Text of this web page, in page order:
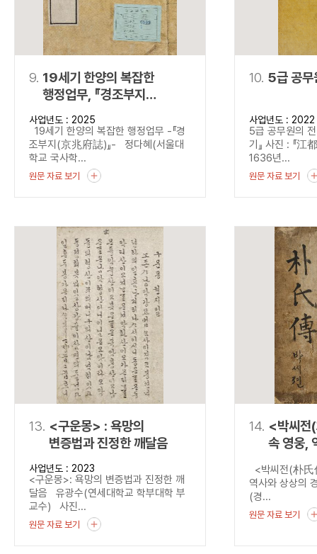
9. 19세기 한양의 복잡한
행정업무, 『경조부지
(京兆府誌)』
사업년도 : 2025
19세기 한양의 복잡한 행정업무 -『경
조부지(京兆府誌)』- 정다혜(서울대
학교 국사학...
원문 자료 보기
10. 5급 공무
사업년도 : 2022
5급 공무원의
기』 사진 : 『
1636년...
원문 자료 보기
13. <구운몽> : 욕망의
변증법과 진정한 깨달음
사업년도 : 2023
<구운몽>: 욕망의 변증법과 진정한 깨
달음 유광수(연세대학교 학부대학 부
교수) 사진...
원문 자료 보기
14. <박씨
속 영웅,
경계를
<박씨전(朴
역사와 상상의
(경...
원문 자료 보기